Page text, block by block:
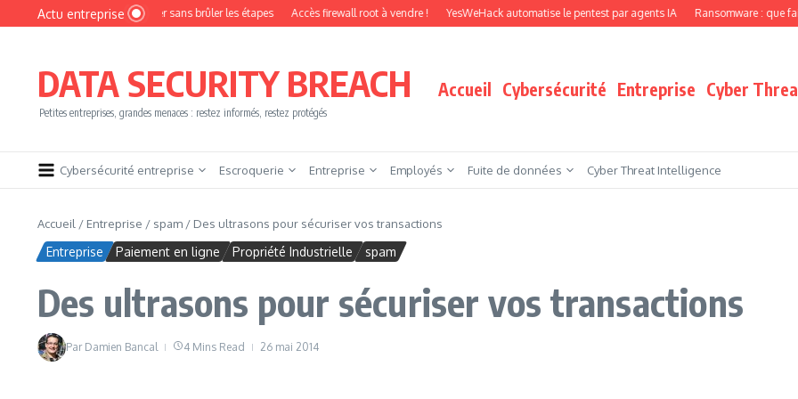
Aller au contenu
Actu entreprise
devenir pentester sans brûler les étapes Accès firewall root à vendre ! YesWeHack automatise le pentest par agents IA Ransomware : que faire
DATA SECURITY BREACH
Petites entreprises, grandes menaces : restez informés, restez protégés
Accueil Cybersécurité Entreprise Cyber
Cybersécurité entreprise Escroquerie Entreprise Employés Fuite de données Cyber Threat Intelligence
Accueil / Entreprise / spam / Des ultrasons pour sécuriser vos transactions
Entreprise Paiement en ligne Propriété Industrielle spam
Des ultrasons pour sécuriser vos transactions
Par Damien Bancal 4 Mins Read 26 mai 2014